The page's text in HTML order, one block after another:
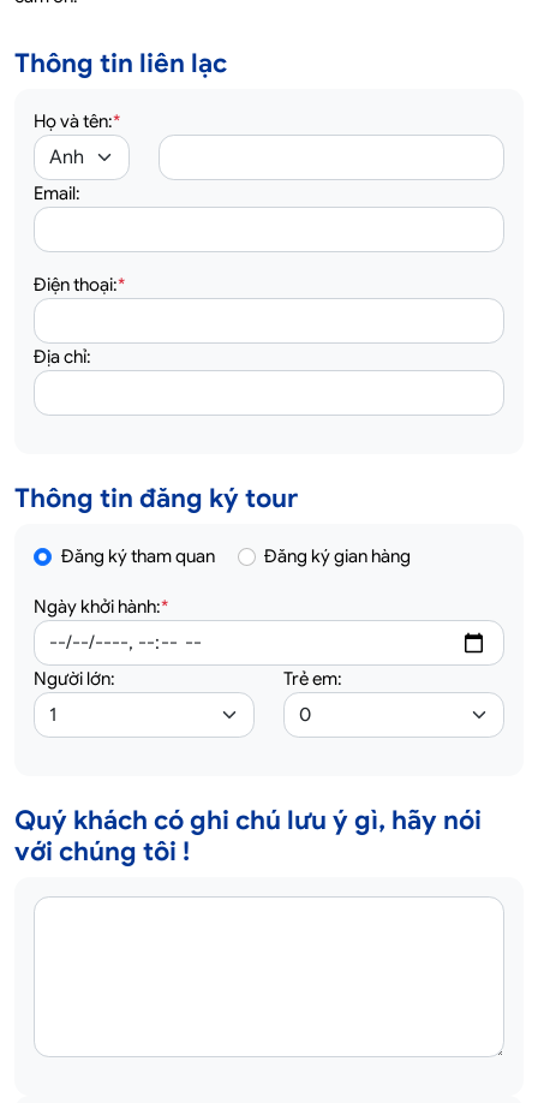
Thông tin liên lạc
Họ và tên:*
Email:
Điện thoại:*
Địa chỉ:
Thông tin đăng ký tour
Đăng ký tham quan Đăng ký gian hàng
Ngày khởi hành:*
Người lớn: Trẻ em:
Quý khách có ghi chú lưu ý gì, hãy nói
với chúng tôi !